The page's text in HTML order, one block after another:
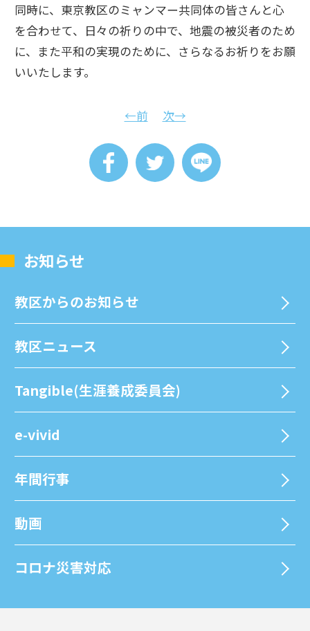
同時に、東京教区のミャンマー共同体の皆さんと心
を合わせて、日々の祈りの中で、地震の被災者のため
に、また平和の実現のために、さらなるお祈りをお願
いいたします。
←前 次→
お知らせ
教区からのお知らせ
教区ニュース
Tangible(生涯養成委員会)
e-vivid
年間⾏事
動画
コロナ災害対応